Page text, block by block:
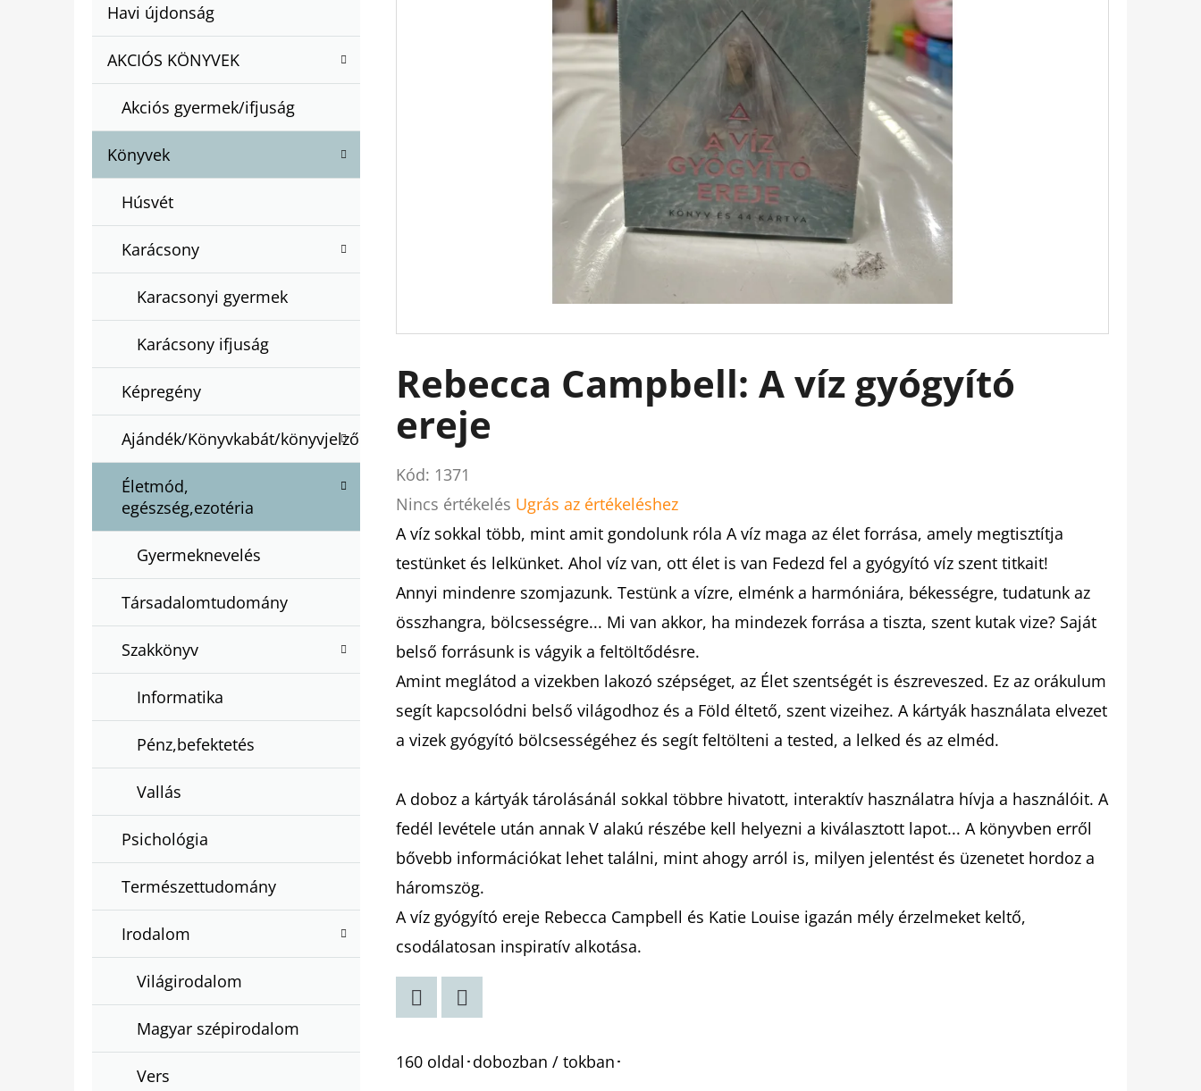
Nátugrása
T
G
R
Á
Havi újdonság
AKCIÓS KÖNYVEK
Akciós gyermek/ifjuság
Könyvek
Húsvét
Karácsony
Karacsonyi gyermek
Karácsony ifjuság
Képregény
Ajándék/Könyvkabát/könyvjelző
Életmód,
egészség,ezotéria
Gyermeknevelés
Társadalomtudomány
Szakkönyv
Informatika
Pénz,befektetés
Vallás
Psichológia
Természettudomány
Irodalom
Világirodalom
Magyar szépirodalom
Vers
Rebecca Campbell: A víz gyógyító
ereje
Kód: 1371
A
termék
átlagos
értékelése
5-
ből
0,0
csillag.
Nincs értékelés Ugrás az értékeléshez
A víz sokkal több, mint amit gondolunk róla A víz maga az élet forrása, amely megtisztítja
testünket és lelkünket. Ahol víz van, ott élet is van Fedezd fel a gyógyító víz szent titkait!
Annyi mindenre szomjazunk. Testünk a vízre, elménk a harmóniára, békességre, tudatunk az
összhangra, bölcsességre... Mi van akkor, ha mindezek forrása a tiszta, szent kutak vize? Saját
belső forrásunk is vágyik a feltöltődésre.
Amint meglátod a vizekben lakozó szépséget, az Élet szentségét is észreveszed. Ez az orákulum
segít kapcsolódni belső világodhoz és a Föld éltető, szent vizeihez. A kártyák használata elvezet
a vizek gyógyító bölcsességéhez és segít feltölteni a tested, a lelked és az elméd.
A doboz a kártyák tárolásánál sokkal többre hivatott, interaktív használatra hívja a használóit. A
fedél levétele után annak V alakú részébe kell helyezni a kiválasztott lapot... A könyvben erről
bővebb információkat lehet találni, mint ahogy arról is, milyen jelentést és üzenetet hordoz a
háromszög.
A víz gyógyító ereje Rebecca Campbell és Katie Louise igazán mély érzelmeket keltő,
csodálatosan inspiratív alkotása.
160 oldal･dobozban / tokban･
BARTOS ERIKA : BOGYÓ ÉS BABÓCA
€12,50
CAUGHT UP - RÁKATTANVA -
(KÜLÖNLEGES KIADÁS) NAVESSA ALLEN
FALLEN STARS - BUKOTT CSILLAGOK -
(KÜLÖNLEGES KIADÁS) IMANI ERRIU
€18,90